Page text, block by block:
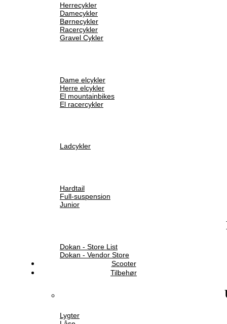
Herrecykler
Damecykler
Børnecykler
Racercykler
Gravel Cykler
Dame elcykler
Herre elcykler
El mountainbikes
El racercykler
Ladcykler
Hardtail
Full-suspension
Junior
Dokan - Store List
Dokan - Vendor Store
Scooter
Tilbehør
Lygter